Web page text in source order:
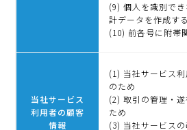
(9) 個人を識別で
計データを作成す
(10) 前各号に附帯
当社サービス
利用者の顧客
情報
(1) 当社サービス
のため
(2) 取引の管理・
ため
(3) 当社サービス